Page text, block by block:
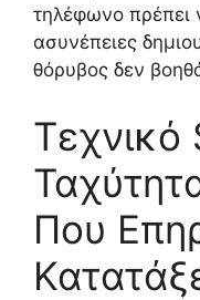
τηλέφωνο πρέπει
ασυνέπειες
θόρυβος δεν
Τεχνικό
Που